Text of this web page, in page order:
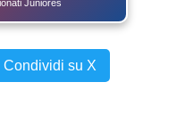
Juniores
Condividi su X